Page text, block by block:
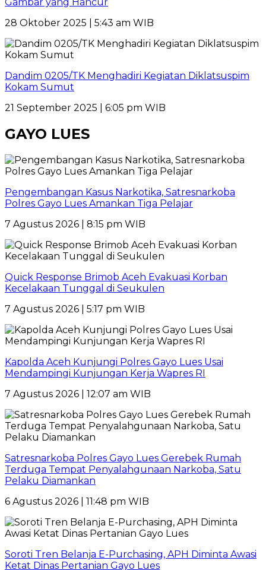
28 Oktober 2025 | 5:43 am WIB
Dandim 0205/TK Menghadiri Kegiatan Diklatsuspim
Kokam Sumut
21 September 2025 | 6:05 pm WIB
GAYO LUES
Pengembangan Kasus Narkotika, Satresnarkoba
Polres Gayo Lues Amankan Tiga Pelajar
7 Agustus 2026 | 8:15 pm WIB
Quick Response Brimob Aceh Evakuasi Korban
Kecelakaan Tunggal di Seukulen
7 Agustus 2026 | 5:17 pm WIB
Kapolda Aceh Kunjungi Polres Gayo Lues Usai
Mendampingi Kunjungan Kerja Wapres RI
7 Agustus 2026 | 12:07 am WIB
Satresnarkoba Polres Gayo Lues Gerebek Rumah
Terduga Tempat Penyalahgunaan Narkoba, Satu
Pelaku Diamankan
6 Agustus 2026 | 11:48 pm WIB
Soroti Tren Belanja E-Purchasing, APH Diminta Awasi
Ketat Dinas Pertanian Gayo Lues